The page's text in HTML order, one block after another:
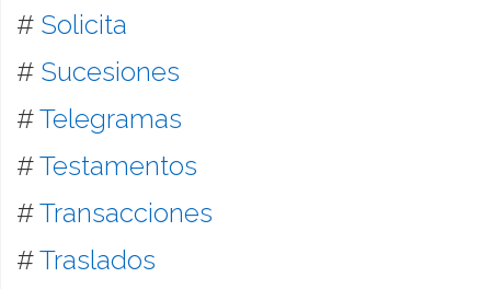
# Solicita
# Sucesiones
#Telegramas
#Testamentos
#Transacciones
#Traslados